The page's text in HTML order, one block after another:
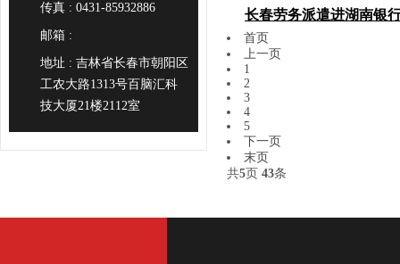
传真 : 0431-85932886
邮箱 :
地址 : 吉林省长春市朝阳区
工农大路1313号百脑汇科
技大厦21楼2112室
货你得细看。
最好？老赵拿着游标卡
外包不能光看报价单，
中吃过大亏，如今把车
长春劳务派遣进湖南银
南银行，工资数字和转
实细节，拆解湖南银行
首页
上一页
1
2
3
4
5
下一页
末页
共5页 43条